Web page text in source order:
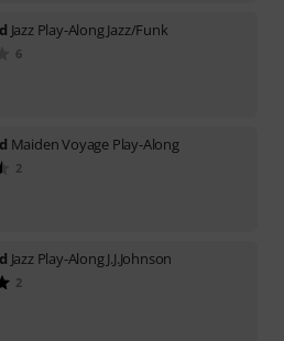
Jazz Play-Along Jazz/Funk
6
Maiden Voyage Play-Along
2
Jazz Play-Along J.J.Johnson
2